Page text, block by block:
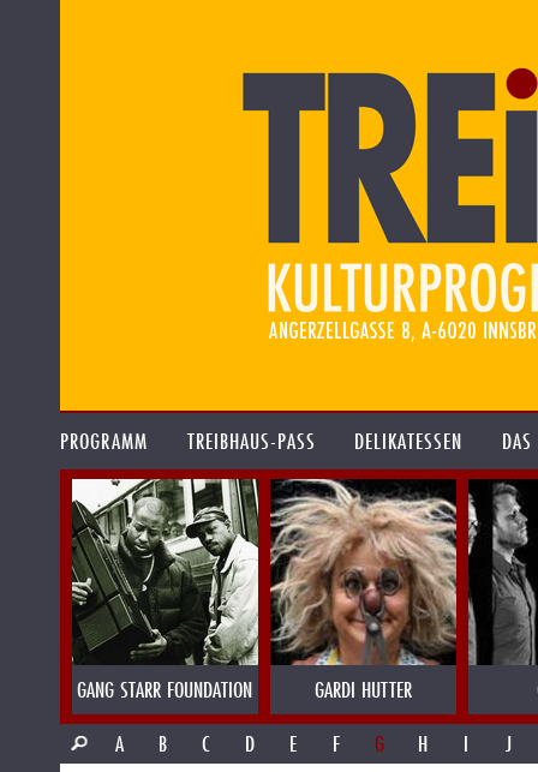
PROGRAMM TREIBHAUS-PASS DELIKATESSEN
GANG STARR FOUNDATION GARDI HUTTER
A
B C D E F G H I J